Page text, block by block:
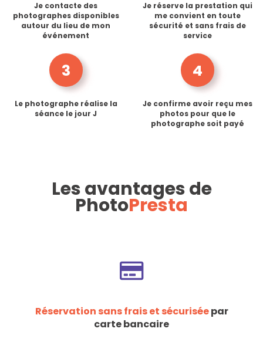
Je contacte des
photographes disponibles
autour du lieu de mon
événement
Je réserve la prestation qui
me convient en toute
sécurité et sans frais de
service
3
Le photographe réalise la
séance le jour J
4
Je confirme avoir reçu mes
photos pour que le
photographe soit payé
Les avantages de
PhotoPresta
Réservation sans frais et sécuriséepar
carte bancaire